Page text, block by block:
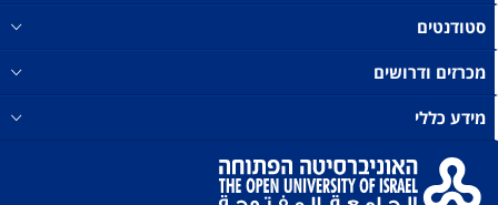
סטודנטים
מכרזים ודרושים
מידע כללי